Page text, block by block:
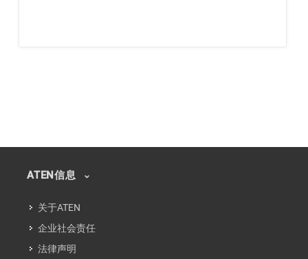
ATEN信息
关于ATEN
企业社会责任
法律声明